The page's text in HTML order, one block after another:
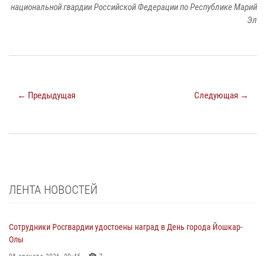
национальной гвардии Российской Федерации по Республике Марий
Эл
← Предыдущая Следующая →
ЛЕНТА НОВОСТЕЙ
Сотрудники Росгвардии удостоены наград в День города Йошкар-
Олы